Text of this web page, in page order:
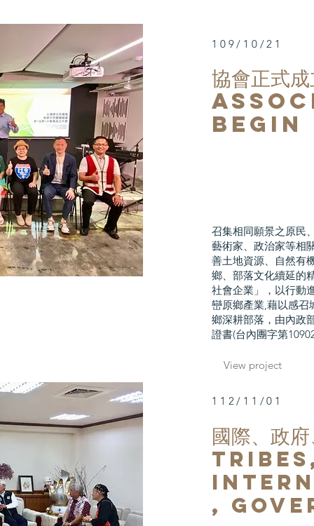
109/10/21
協會正式
​Begin
召集相同願景之原民
藝術家、政治家等相
善土地資源、自然有
鄉、部落文化續延的
社會企業」，以行動
巒原鄉產業,藉以感召
鄉深耕部落，由內政
證書(台內團字第
View project
112/11/01
國際、 政府
,